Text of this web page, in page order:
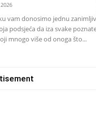
vam donosimo jednu
podsjeća da iza svake
mnogo više od onoga što...